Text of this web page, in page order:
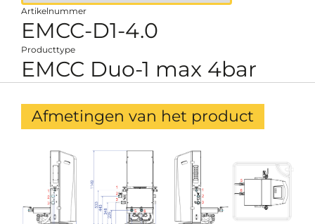
Artikelnummer
EMCC-D1-4.0
Producttype
EMCC Duo-1 max 4bar
Afmetingen van het product